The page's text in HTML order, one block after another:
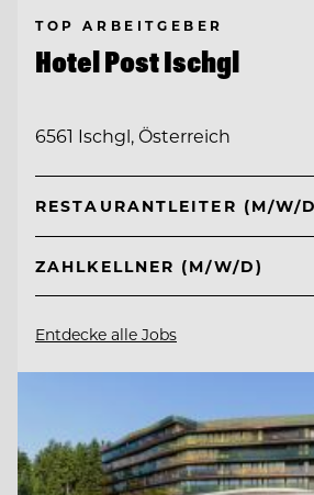
TOP ARBEITGEBER
Hotel Post Ischgl
6561 Ischgl, Österreich
RESTAURANTLEITER (M/W/
ZAHLKELLNER (M/W/D)
Entdecke alle Jobs